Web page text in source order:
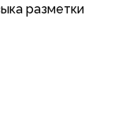
разметки